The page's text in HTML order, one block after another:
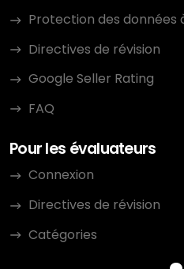
Protection des
Directives de révision
Google Seller Rating
FAQ
Pour les évaluateurs
Connexion
Directives de révision
Catégories